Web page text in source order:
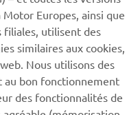
DOHC
rpm
Europes, ainsi que
filiales, utilisent des
similaires aux cookies,
Nous utilisons des
bon fonctionnement
des fonctionnalités de
(mémorisation